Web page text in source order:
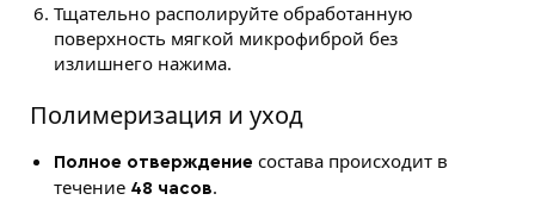
Тщательно располируйте обработанную
поверхность мягкой микрофиброй без
излишнего нажима.
Полимеризация и уход
Полное отверждение состава происходит в
течение 48 часов.